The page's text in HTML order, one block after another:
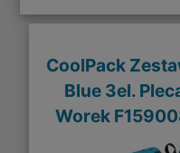
CoolPack
Blue 3el.
Worek